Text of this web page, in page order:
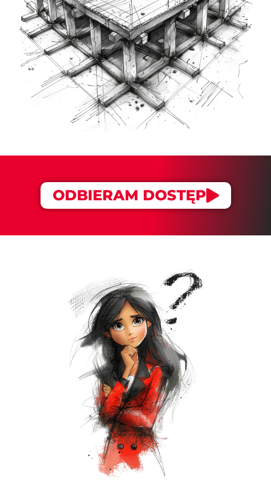
ODBIERAM DOSTĘP